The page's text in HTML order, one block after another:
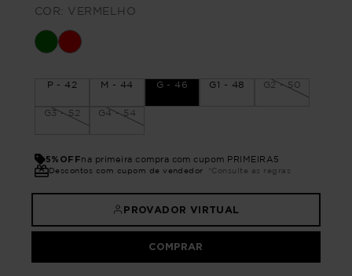
COR: VERMELHO
P - 42 M - 44 G - 46 G1 - 48 G2 - 50
G3 - 52 G4 - 54
5%OFFna primeira compra com cupom PRIMEIRA5
Descontos com cupom de vendedor *Consulte as regras
PROVADOR VIRTUAL
COMPRAR